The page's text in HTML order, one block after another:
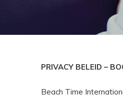
PRIVACY BELEID –
Beach Time